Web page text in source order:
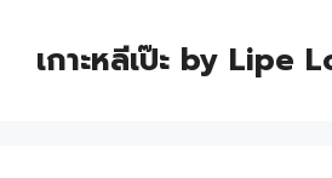
เกาะหลีเป๊ะ by Lipe